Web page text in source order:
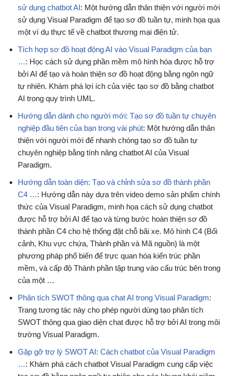
sử dụng chatbot AI: Một hướng dẫn thân thiện với người mới
sử dụng Visual Paradigm để tạo sơ đồ tuần tự, minh họa qua
một ví dụ thực tế về chatbot thương mại điện tử.
Tích hợp sơ đồ hoạt động AI vào Visual Paradigm của bạn
…: Học cách sử dụng phần mềm mô hình hóa được hỗ trợ
bởi AI để tạo và hoàn thiện sơ đồ hoạt động bằng ngôn ngữ
tự nhiên. Khám phá lợi ích của việc tạo sơ đồ bằng chatbot
AI trong quy trình UML.
Hướng dẫn dành cho người mới: Tạo sơ đồ tuần tự chuyên
nghiệp đầu tiên của bạn trong vài phút: Một hướng dẫn thân
thiện với người mới để nhanh chóng tạo sơ đồ tuần tự
chuyên nghiệp bằng tính năng chatbot AI của Visual
Paradigm.
Hướng dẫn toàn diện: Tạo và chỉnh sửa sơ đồ thành phần
C4 …: Hướng dẫn này dựa trên video demo sản phẩm chính
thức của Visual Paradigm, minh họa cách sử dụng chatbot
được hỗ trợ bởi AI để tạo và từng bước hoàn thiện sơ đồ
thành phần C4 cho hệ thống đặt chỗ bãi xe. Mô hình C4 (Bối
cảnh, Khu vực chứa, Thành phần và Mã nguồn) là một
phương pháp phổ biến để trực quan hóa kiến trúc phần
mềm, và cấp độ Thành phần tập trung vào cấu trúc bên trong
của một …
Phân tích SWOT thông qua chat AI trong Visual Paradigm:
Trang tương tác này cho phép người dùng tạo phân tích
SWOT thông qua giao diện chat được hỗ trợ bởi AI trong môi
trường Visual Paradigm.
Gặp gỡ trợ lý SWOT AI: Cách chatbot của Visual Paradigm
…: Khám phá cách chatbot Visual Paradigm cung cấp việc